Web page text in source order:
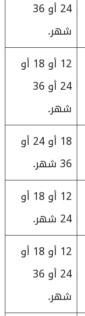
24 أو 36
شهر.
12 أو 18 أو
24 أو 36
شهر.
18 أو 24 أو
36 شهر.
12 أو 18 أو
24 شهر.
12 أو 18 أو
24 أو 36
شهر.